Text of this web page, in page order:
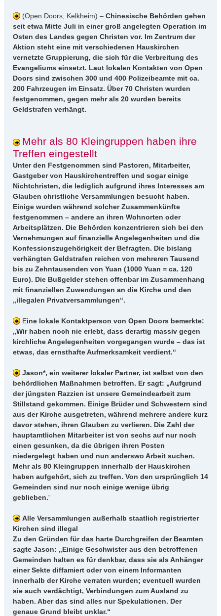
(Open Doors, Kelkheim) – Chinesische Behörden gehen
seit etwa Mitte Juli in einer groß angelegten Operation im
Osten des Landes gegen Christen vor. Im Zentrum der
Aktion steht eine mit verschiedenen Hauskirchen
vernetzte Gruppierung, die sich für die Verbreitung des
Evangeliums einsetzt. Laut lokalen Kontakten von Open
Doors sind zwischen 300 und 400 Polizeibeamte mit ca.
200 Fahrzeugen im Einsatz. Über 70 Christen wurden
festgenommen, gegen mehr als 20 wurden bereits
Geldstrafen verhängt.
Mehr als 80 Kleingruppen haben ihre
Treffen eingestellt
Unter den Festgenommen sind Pastoren, Mitarbeiter,
Gastgeber von Hauskirchentreffen und sogar einige
Nichtchristen, die lediglich aufgrund ihres Interesses am
Glauben christliche Versammlungen besucht haben.
Einige wurden während solcher Zusammenkünfte
festgenommen – andere an ihren Wohnorten oder
Arbeitsplätzen. Die Behörden konzentrieren sich bei den
Vernehmungen auf finanzielle Angelegenheiten und die
Konfessionszugehörigkeit der Befragten. Die bislang
verhängten Geldstrafen reichen von mehreren Tausend
bis zu Zehntausenden von Yuan (1000 Yuan = ca. 120
Euro). Die Bußgelder stehen offenbar im Zusammenhang
mit finanziellen Zuwendungen an die Kirche und den
„illegalen Privatversammlungen“.
Eine lokale Kontaktperson von Open Doors bemerkte:
„Wir haben noch nie erlebt, dass derartig massiv gegen
kirchliche Angelegenheiten vorgegangen wurde – das ist
etwas, das ernsthafte Aufmerksamkeit verdient.“
Jason*, ein weiterer lokaler Partner, ist selbst von den
behördlichen Maßnahmen betroffen. Er sagt: „Aufgrund
der jüngsten Razzien ist unsere Gemeindearbeit zum
Stillstand gekommen. Einige Brüder und Schwestern sind
aus der Kirche ausgetreten, während mehrere andere kurz
davor stehen, ihren Glauben zu verlieren. Die Zahl der
hauptamtlichen Mitarbeiter ist von sechs auf nur noch
einen gesunken, da die übrigen ihren Posten
niedergelegt haben und nun anderswo Arbeit suchen.
Mehr als 80 Kleingruppen innerhalb der Hauskirchen
haben aufgehört, sich zu treffen. Von den ursprünglich 14
Gemeinden sind nur noch einige wenige übrig
geblieben.“
Alle Versammlungen außerhalb staatlich registrierter
Kirchen sind illegal
Zu den Gründen für das harte Durchgreifen der Beamten
sagte Jason: „Einige Geschwister aus den betroffenen
Gemeinden halten es für denkbar, dass sie als Anhänger
einer Sekte diffamiert oder von einem Informanten
innerhalb der Kirche verraten wurden; eventuell wurden
sie auch verdächtigt, Verbindungen zum Ausland zu
haben. Aber das sind alles nur Spekulationen. Der
genaue Grund bleibt unklar.“